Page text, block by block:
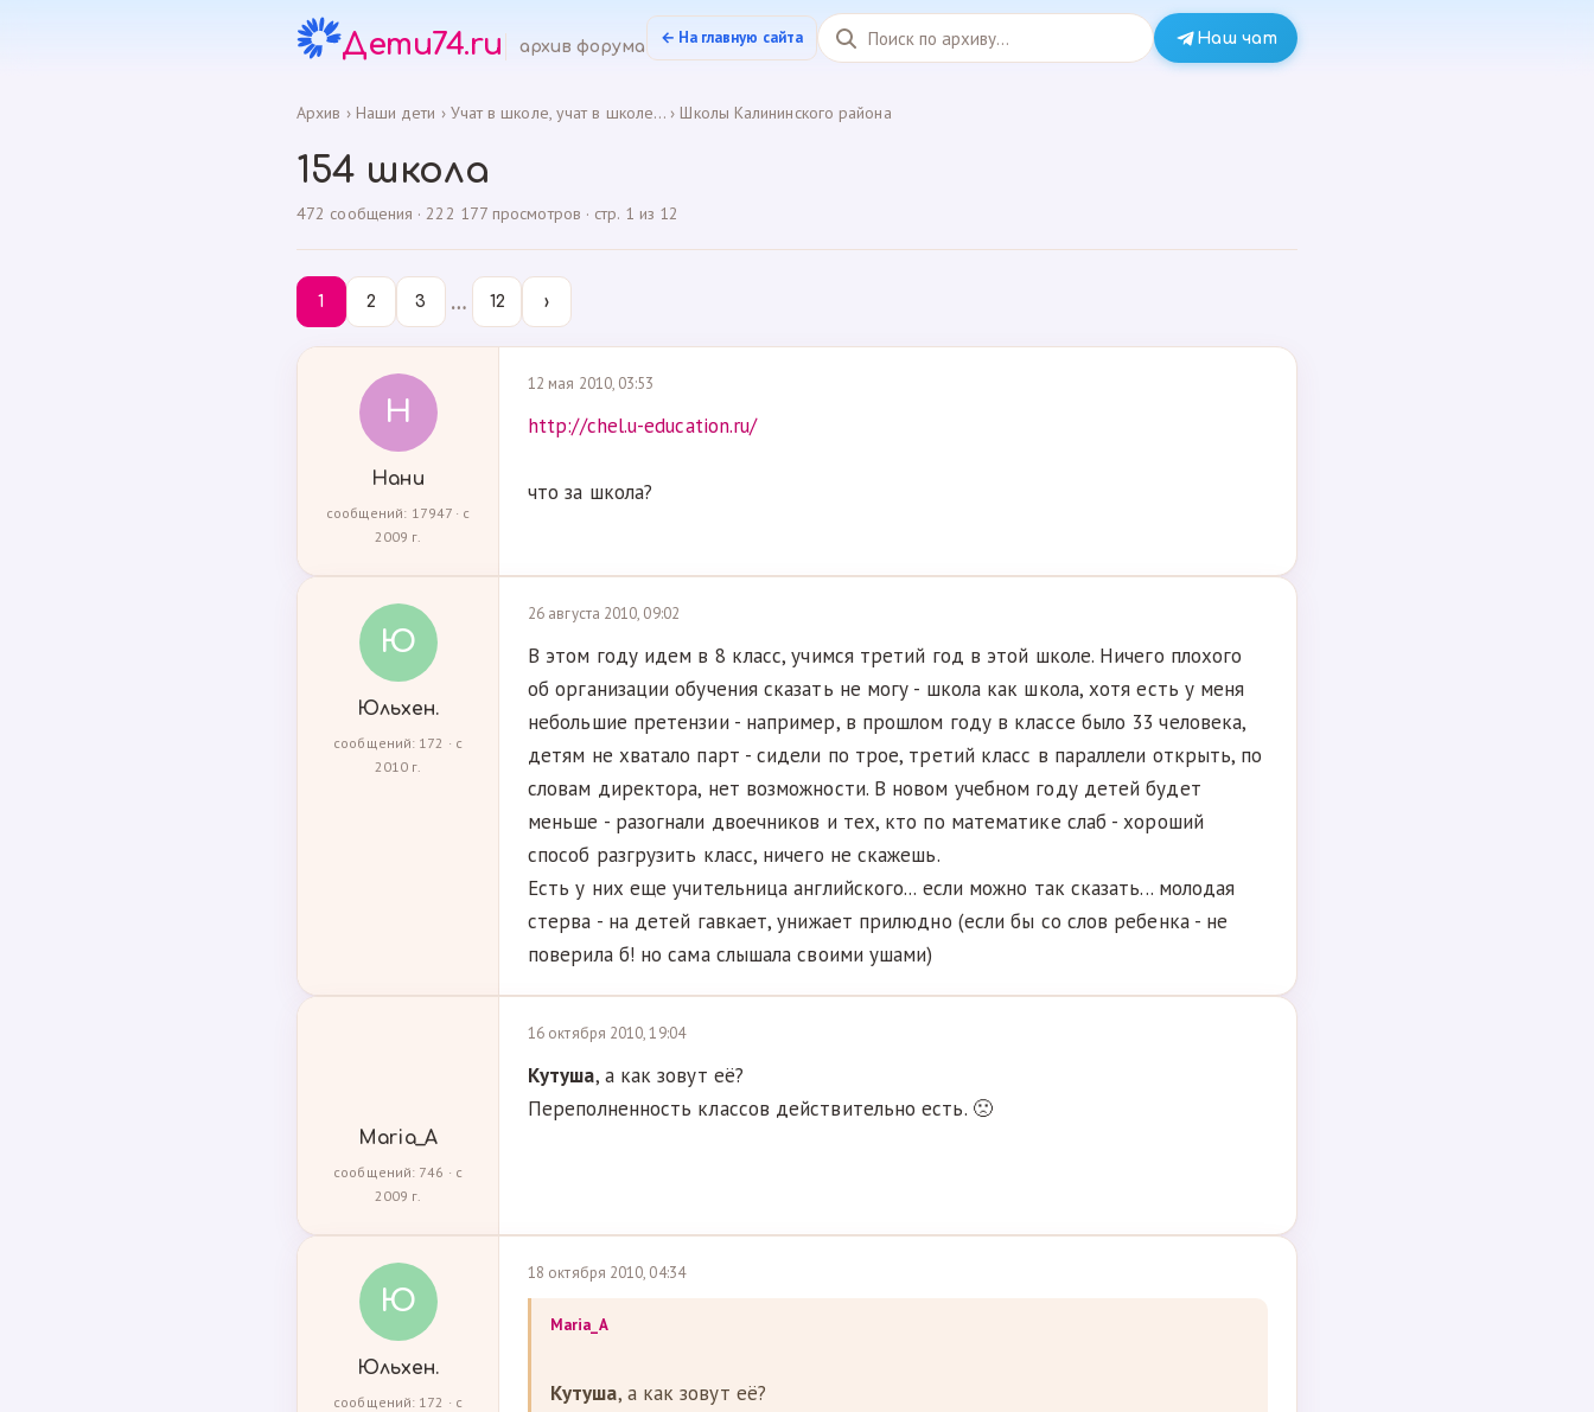
Дети74.ru архив форума ← На главную сайта Наш чат
Архив › Наши дети › Учат в школе, учат в школе... › Школы Калининского района
154 школа
472 сообщения · 222 177 просмотров · стр. 1 из 12
1 2 3 … 12 ›
Н
Нани
сообщений: 17947 · с
2009 г.
12 мая 2010, 03:53
http://chel.u-education.ru/
что за школа?
Ю
Юльхен.
сообщений: 172 · с
2010 г.
26 августа 2010, 09:02
В этом году идем в 8 класс, учимся третий год в этой школе. Ничего плохого
об организации обучения сказать не могу - школа как школа, хотя есть у меня
небольшие претензии - например, в прошлом году в классе было 33 человека,
детям не хватало парт - сидели по трое, третий класс в параллели открыть, по
словам директора, нет возможности. В новом учебном году детей будет
меньше - разогнали двоечников и тех, кто по математике слаб - хороший
способ разгрузить класс, ничего не скажешь.
Есть у них еще учительница английского... если можно так сказать... молодая
стерва - на детей гавкает, унижает прилюдно (если бы со слов ребенка - не
поверила б! но сама слышала своими ушами)
Maria_A
сообщений: 746 · с
2009 г.
16 октября 2010, 19:04
Кутуша, а как зовут её?
Переполненность классов действительно есть. 🙁
Ю
Юльхен.
сообщений: 172 · с
18 октября 2010, 04:34
Maria_A
Кутуша, а как зовут её?